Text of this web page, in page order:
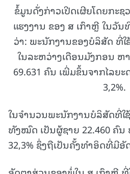
ຂໍ້ມູນດັ່ງກ່າວເປີດເຜີຍໂດຍກະ
ແຮງງານ ຂອງ ສ ເກົາຫຼີ ໃນວັ
ວ່າ: ພະນັກງານຂອງບໍລິສັດ ທີ່
ໃນລະຫວ່າງເດືອນມັງກອນ
69.631 ຄົນ ເພີ່ມຂຶ້ນຈາກໄລຍ
3,2%.
ໃນຈຳນວນພະນັກງານບໍລິສັດທີ່
ທັງໝົດ ເປັນຜູ້ຊາຍ 22.460 ຄົນ
32,3% ຊຶ່ງຖືເປັນຄັ້ງທຳອິດທີ່ມີອັ